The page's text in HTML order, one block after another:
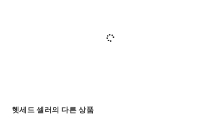
헷세드 셀러의 다른 상품